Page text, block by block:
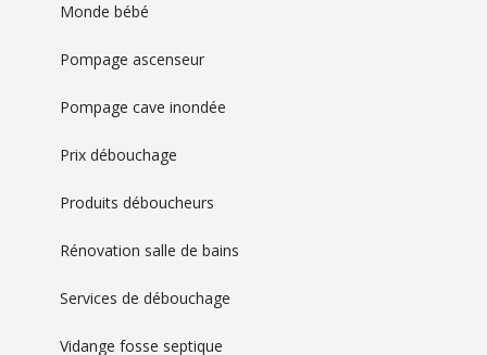
Monde bébé
Pompage ascenseur
Pompage cave inondée
Prix débouchage
Produits déboucheurs
Rénovation salle de bains
Services de débouchage
Vidange fosse septique